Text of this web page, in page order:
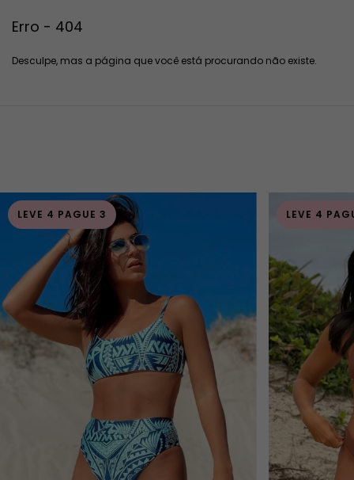
Erro - 404
Desculpe, mas a página que você está procurando não existe.
LEVE 4 PAGUE 3 LEVE 4